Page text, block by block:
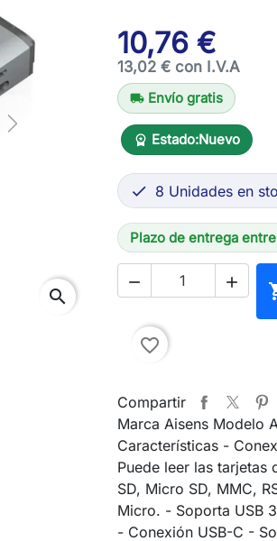
Next
search
10,76 €
13,02 € con I.V.A
local_shipping Envío gratis
workspace_premium Estado:Nuevo
 8 Unidades en
Plazo de entrega
 
favorite_border
Compartir
Marca Aisens Modelo
Características -
Puede leer las tarjetas
SD, Micro SD, MMC,
Micro. - Soporta USB
- Conexión USB-C -